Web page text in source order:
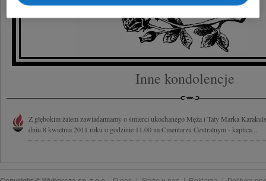
Inne kondolencje
Z głębokim żalem zawiadamiamy o śmierci ukochanego Męża i Taty Marka
dniu 8 kwietnia 2011 roku o godzinie 11.00 na Cmentarzu Centralnym - kaplica...
Lista Zaufanych Partnerów